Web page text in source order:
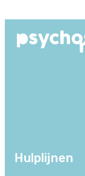
Hulplijnen